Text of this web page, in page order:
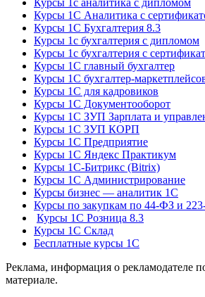
Курсы 1с аналитика с дипломом
Курсы 1С Аналитика с
Курсы 1С Бухгалтерия 8.3
Курсы 1с бухгалтерия с дипломом
Курсы 1с бухгалтерия с
Курсы 1С главный бухгалтер
Курсы 1С бухгалтер-
Курсы 1С для кадровиков
Курсы 1С Документооборот
Курсы 1С ЗУП Зарплата и
Курсы 1С ЗУП КОРП
Курсы 1С Предприятие
Курсы 1С Яндекс Практикум
Курсы 1С-Битрикс (Bitrix)
Курсы 1С Администрирование
Курсы бизнес — аналитик 1С
Курсы по закупкам по 44‑ФЗ и
Курсы 1С Розница 8.3
Курсы 1С Склад
Бесплатные курсы 1С
Реклама, информация о рекламодателе
материале.